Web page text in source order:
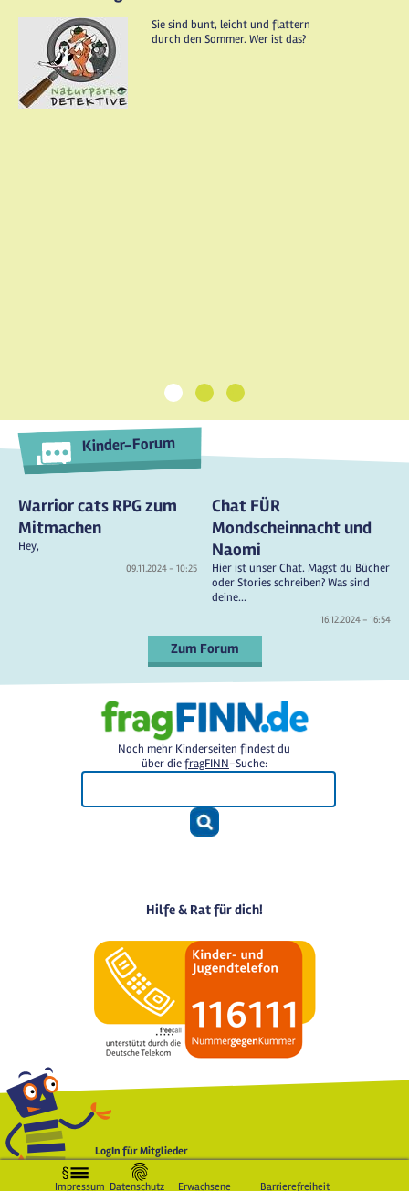
Sie sind bunt, leicht und flattern
durch den Sommer. Wer ist das?
1 2 3
Kinder-Forum
Warrior cats RPG zum
Mitmachen
Hey,
09.11.2024 - 10:25
Chat FÜR
Mondscheinnacht und
Naomi
Hier ist unser Chat. Magst du Bücher
oder Stories schreiben? Was sind
deine...
16.12.2024 - 16:54
Zum Forum
Noch mehr Kinderseiten findest du
über diefragFINN-Suche:
Hilfe & Rat für dich!
LogIn für Mitglieder
Impressum Datenschutz Erwachsene Barrierefreiheit